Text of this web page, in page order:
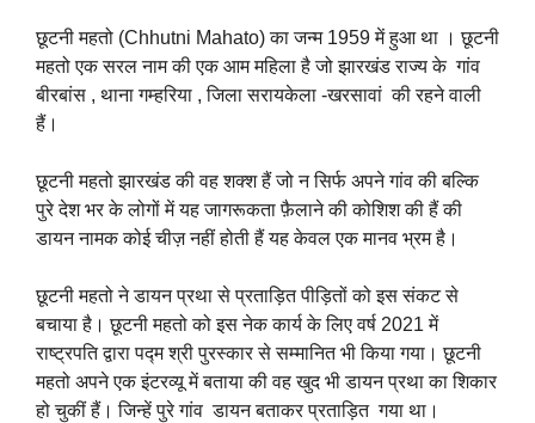
छूटनी महतो (Chhutni Mahato) का जन्म 1959 में हुआ था । छूटनी
महतो एक सरल नाम की एक आम महिला है जो झारखंड राज्य के गांव
बीरबांस , थाना गम्हरिया , जिला सरायकेला -खरसावां की रहने वाली
हैं।
छूटनी महतो झारखंड की वह शक्श हैं जो न सिर्फ अपने गांव की बल्कि
पुरे देश भर के लोगों में यह जागरूकता फ़ैलाने की कोशिश की हैं की
डायन नामक कोई चीज़ नहीं होती हैं यह केवल एक मानव भ्रम है।
छूटनी महतो ने डायन प्रथा से प्रताड़ित पीड़ितों को इस संकट से
बचाया है। छूटनी महतो को इस नेक कार्य के लिए वर्ष 2021 में
राष्ट्रपति द्वारा पद्म श्री पुरस्कार से सम्मानित भी किया गया। छूटनी
महतो अपने एक इंटरव्यू में बताया की वह खुद भी डायन प्रथा का शिकार
हो चुकीं हैं। जिन्हें पुरे गांव डायन बताकर प्रताड़ित गया था।